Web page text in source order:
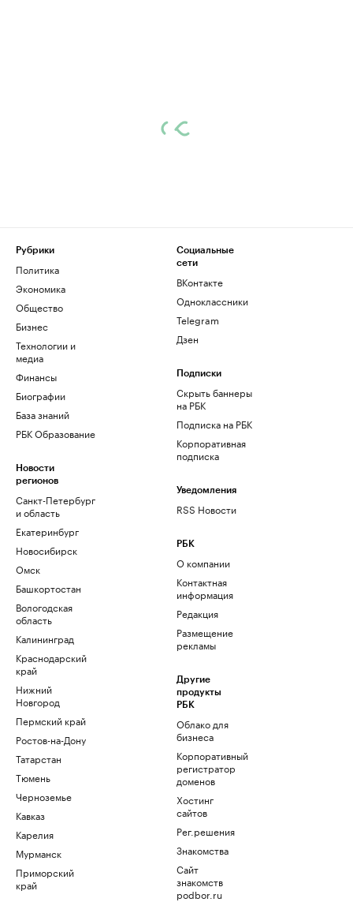
Рубрики
Политика
Экономика
Общество
Бизнес
Технологии и
медиа
Финансы
Биографии
База знаний
РБК Образование
Новости
регионов
Санкт-Петербург
и область
Екатеринбург
Новосибирск
Омск
Башкортостан
Вологодская
область
Калининград
Краснодарский
край
Нижний
Новгород
Пермский край
Ростов-на-Дону
Татарстан
Тюмень
Черноземье
Кавказ
Карелия
Мурманск
Приморский
край
Социальные
сети
ВКонтакте
Одноклассники
Telegram
Дзен
Подписки
Скрыть баннеры
на РБК
Подписка на РБК
Корпоративная
подписка
Уведомления
RSS Новости
РБК
О компании
Контактная
информация
Редакция
Размещение
рекламы
Другие
продукты
РБК
Облако для
бизнеса
Корпоративный
регистратор
доменов
Хостинг
сайтов
Рег.решения
Знакомства
Сайт
знакомств
podbor.ru